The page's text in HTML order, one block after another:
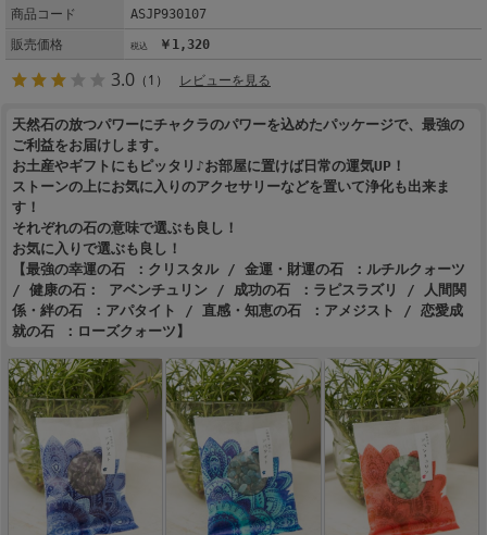
商品コード
ASJP930107
販売価格
￥1,320
3.0 （1） レビューを見る
天然石の放つパワーにチャクラのパワーを込めたパッケージで、最強の
ご利益をお届けします。
お土産やギフトにもピッタリ♪お部屋に置けば日常の運気UP！
ストーンの上にお気に入りのアクセサリーなどを置いて浄化も出来ま
す！
それぞれの石の意味で選ぶも良し！
お気に入りで選ぶも良し！
【最強の幸運の石 ：クリスタル / 金運・財運の石 ：ルチルクォーツ
/ 健康の石： アベンチュリン / 成功の石 ：ラピスラズリ / 人間関
係・絆の石 ：アパタイト / 直感・知恵の石 ：アメジスト / 恋愛成
就の石 ：ローズクォーツ】